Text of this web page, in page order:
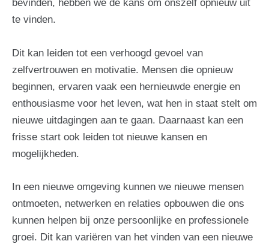
bevinden, hebben we de kans om onszelf opnieuw uit
te vinden.
Dit kan leiden tot een verhoogd gevoel van
zelfvertrouwen en motivatie. Mensen die opnieuw
beginnen, ervaren vaak een hernieuwde energie en
enthousiasme voor het leven, wat hen in staat stelt om
nieuwe uitdagingen aan te gaan. Daarnaast kan een
frisse start ook leiden tot nieuwe kansen en
mogelijkheden.
In een nieuwe omgeving kunnen we nieuwe mensen
ontmoeten, netwerken en relaties opbouwen die ons
kunnen helpen bij onze persoonlijke en professionele
groei. Dit kan variëren van het vinden van een nieuwe